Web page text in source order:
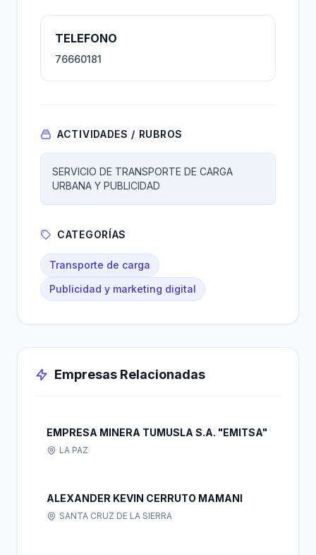
TELEFONO
76660181
ACTIVIDADES / RUBROS
SERVICIO DE TRANSPORTE DE CARGA
URBANA Y PUBLICIDAD
CATEGORÍAS
Transporte de carga
Publicidad y marketing digital
Empresas Relacionadas
EMPRESA MINERA TUMUSLA S.A. "EMITSA"
LA PAZ
ALEXANDER KEVIN CERRUTO MAMANI
SANTA CRUZ DE LA SIERRA